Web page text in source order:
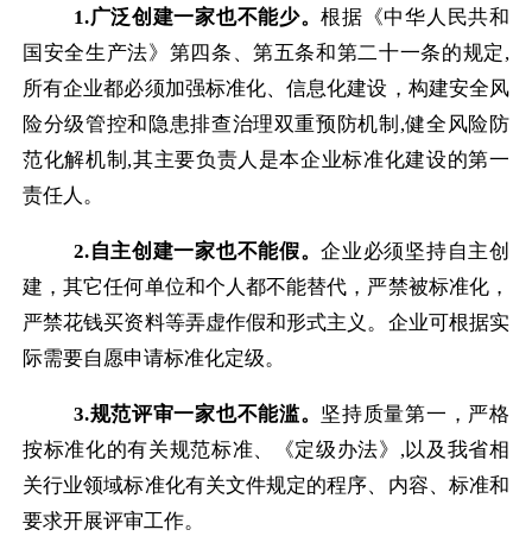
1.广泛创建一家也不能少。根据《中华人民共和
国安全生产法》第四条、第五条和第二十一条的规定 ,
所有企业都必须加强标准化、信息化建设，构建安全风
险分级管控和隐患排查治理双重预防机制 ,健全风险防
范化解机制 ,其主要负责人是本企业标准化建设的第一
责任人。
2.自主创建一家也不能假。企业必须坚持自主创
建，其它任何单位和个人都不能替代，严禁被标准化，
严禁花钱买资料等弄虚作假和形式主义。企业可根据实
际需要自愿申请标准化定级。
3.规范评审一家也不能滥。 坚持质量第一，严格
按标准化的有关规范标准、《定级办法》 ,以及我省相
关行业领域标准化有关文件规定的程序、内容、标准和
要求开展评审工作。